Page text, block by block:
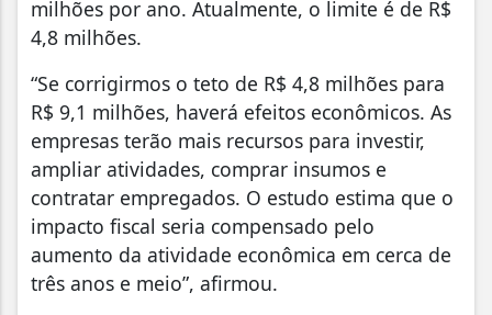
milhões por ano. Atualmente, o limite é de R$
4,8 milhões.
“Se corrigirmos o teto de R$ 4,8 milhões para
R$ 9,1 milhões, haverá efeitos econômicos. As
empresas terão mais recursos para investir,
ampliar atividades, comprar insumos e
contratar empregados. O estudo estima que o
impacto fiscal seria compensado pelo
aumento da atividade econômica em cerca de
três anos e meio”, afirmou.